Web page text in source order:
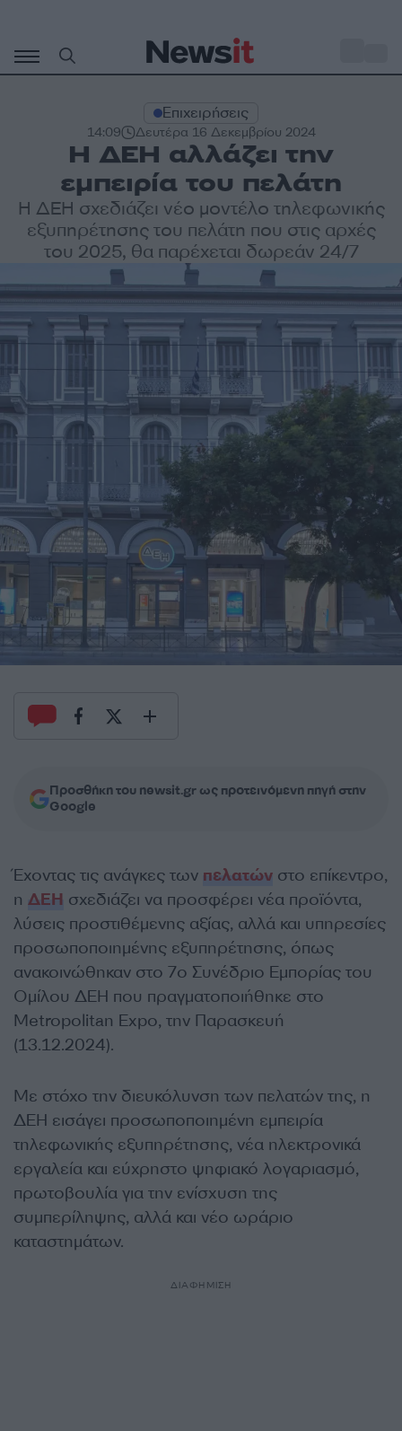
περιεχόμενο
Επιχειρήσεις
14:09 Δευτέρα 16 Δεκεμβρίου 2024
Η ΔΕΗ αλλάζει την
εμπειρία του πελάτη
Η ΔΕΗ σχεδιάζει νέο μοντέλο τηλεφωνικής
εξυπηρέτησης του πελάτη που στις αρχές
του 2025, θα παρέχεται δωρεάν 24/7
Προσθήκη του newsit.gr ως προτεινόμενη πηγή στην
Google
Έχοντας τις ανάγκες των πελατών στο επίκεντρο,
η ΔΕΗ σχεδιάζει να προσφέρει νέα προϊόντα,
λύσεις προστιθέμενης αξίας, αλλά και υπηρεσίες
προσωποποιημένης εξυπηρέτησης, όπως
ανακοινώθηκαν στο 7ο Συνέδριο Εμπορίας του
Ομίλου ΔΕΗ που πραγματοποιήθηκε στο
Metropolitan Expo, την Παρασκευή
(13.12.2024).
Με στόχο την διευκόλυνση των πελατών της, η
ΔΕΗ εισάγει προσωποποιημένη εμπειρία
τηλεφωνικής εξυπηρέτησης, νέα ηλεκτρονικά
εργαλεία και εύχρηστο ψηφιακό λογαριασμό,
πρωτοβουλία για την ενίσχυση της
συμπερίληψης, αλλά και νέο ωράριο
καταστημάτων.
ΔΙΑΦΗΜΙΣΗ